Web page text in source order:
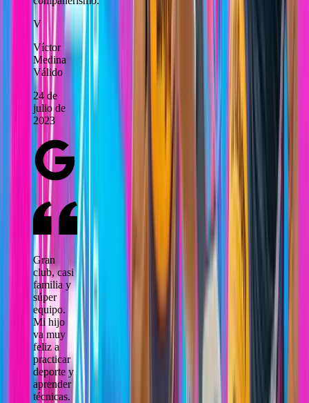
V
Víctor
Medina
Válido
24 de
julio de
2023
Gran
club, casi
familia y
súper
equipo.
Mi hijo
va muy
feliz a
practicar
deporte y
aprender
técnicas.